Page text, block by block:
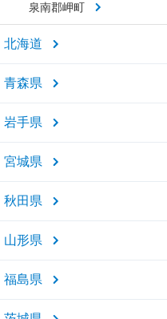
泉南郡岬町
北海道
青森県
岩手県
宮城県
秋田県
山形県
福島県